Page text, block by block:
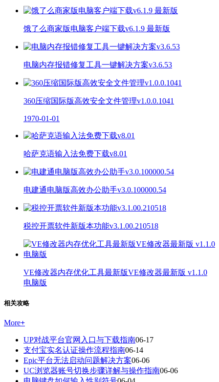
饿了么商家版电脑客户端下载v6.1.9 最新版
电脑内存报错修复工具一键解决方案v3.6.53
360压缩国际版高效安全文件管理v1.0.0.1041
1970-01-01
哈萨克语输入法免费下载v8.01
电建通电脑版高效办公助手v3.0.100000.54
税控开票软件新版本功能v3.1.00.210518
VE修改器内存优化工具最新版VE修改器最新版 v1.1.0
电脑版
相关攻略
More+
UP对战平台官网入口与下载指南06-17
支付宝实名认证操作流程指南06-14
Epic平台无法启动问题解决方案06-06
UC浏览器账号切换步骤详解与操作指南06-06